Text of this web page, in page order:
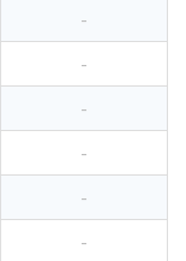
-
-
-
-
-
-